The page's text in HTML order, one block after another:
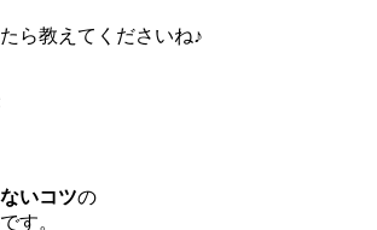
ら教えてくださいね♪
いコツの
す。